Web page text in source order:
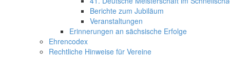
Berichte zum Jubiläum
Veranstaltungen
Erinnerungen an sächsische Erfolge
Ehrencodex
Rechtliche Hinweise für Vereine